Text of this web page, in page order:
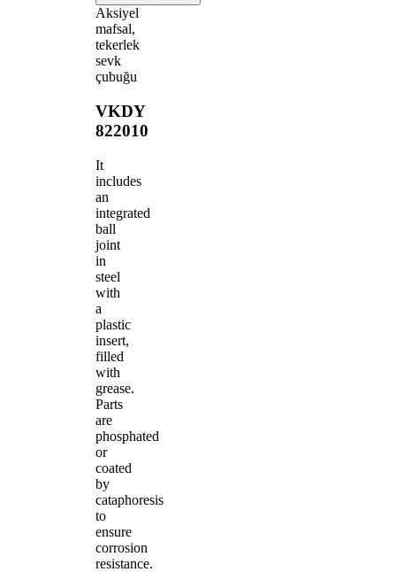
Aksiyel
mafsal,
tekerlek
sevk
çubuğu
VKDY
822010
It
includes
an
integrated
ball
joint
in
steel
with
a
plastic
insert,
filled
with
grease.
Parts
are
phosphated
or
coated
by
cataphoresis
to
ensure
corrosion
resistance.